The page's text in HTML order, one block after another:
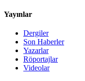
Yayınlar
Dergiler
Son Haberler
Yazarlar
Röportajlar
Videolar